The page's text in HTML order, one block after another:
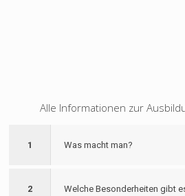
Alle Informationen zur
1 Was macht man?
2 Welche Besonderheiten gibt